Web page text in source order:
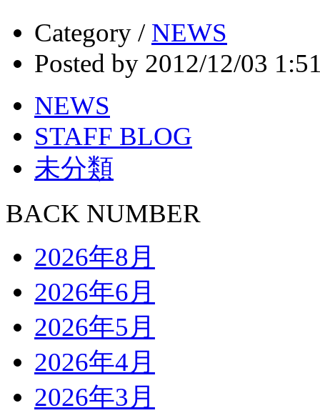
Category / NEWS
Posted by 2012/12/03
NEWS
STAFF BLOG
未分類
BACK NUMBER
2026年8月
2026年6月
2026年5月
2026年4月
2026年3月